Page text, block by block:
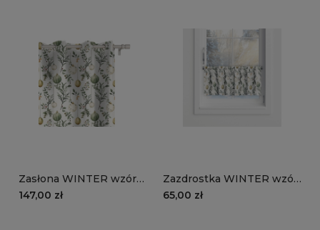
Zasłona WINTER wzór
BN82 | Pastelowe bombki
147,00 zł
Zazdrostka WINTER wzór
BN82 | Pastelowe bombki
65,00 zł